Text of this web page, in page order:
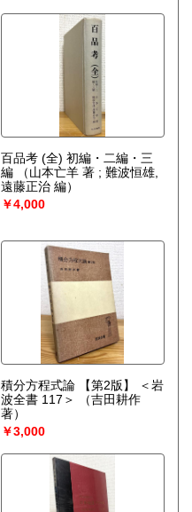
百品考 (全) 初編・二編・三
編
（山本亡羊 著 ; 難波恒雄,
遠藤正治 編）
￥4,000
積分方程式論 【第2版】 ＜岩
波全書 117＞
（吉田耕作
著）
￥3,000